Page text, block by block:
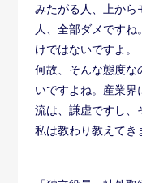
みたがる人、上から
人、全部ダメです
けではないですよ。
何故、そんな態度な
いですよね。産業界
流は、謙虚ですし、
私は教わり教えてき